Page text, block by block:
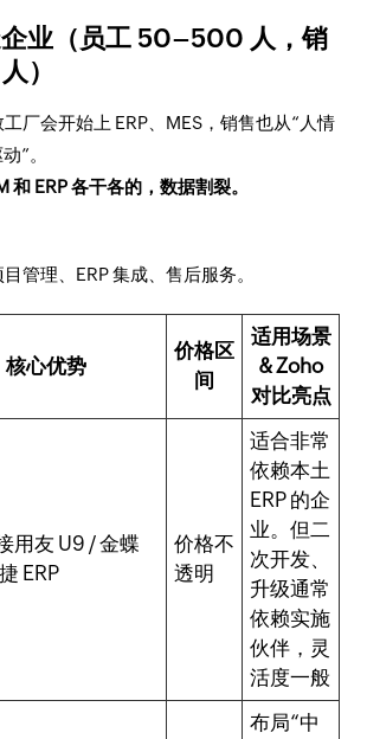
企业（员工 50–500 人，销
）
厂会开始上 ERP、MES，销售也从“人情
”。
和 ERP 各干各的，数据割裂。
管理、ERP 集成、售后服务。
核心优势
价格区
间
适用场景
& Zoho
对比亮点
用友 U9 / 金蝶
ERP
价格不
透明
适合非常
依赖本土
ERP 的企
业。但二
次开发、
升级通常
依赖实施
伙伴，灵
活度一般
布局“中